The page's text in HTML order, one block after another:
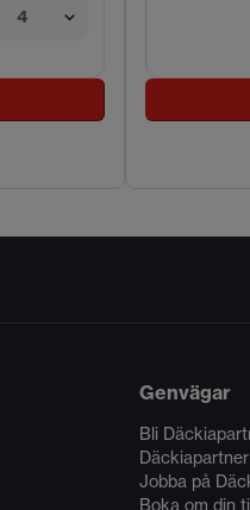
4
Genvägar
Bli
Däckiapartner
Jobba på
Boka om din